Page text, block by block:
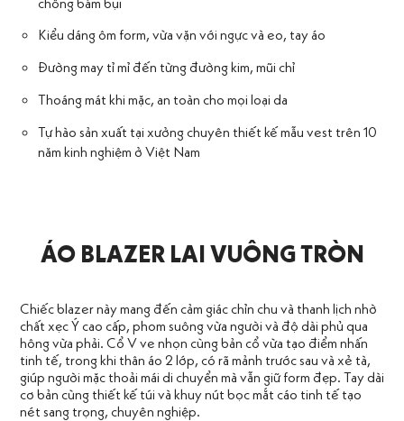
Kiểu dáng ôm form, vừa vặn với ngực và eo, tay áo
Đường may tỉ mỉ đến từng đường kim, mũi chỉ
Thoáng mát khi mặc, an toàn cho mọi loại da
Tự hào sản xuất tại xưởng chuyên thiết kế mẫu vest trên 10
năm kinh nghiệm ở Việt Nam
ÁO BLAZER LAI VUÔNG TRÒN
Chiếc blazer này mang đến cảm giác chỉn chu và thanh lịch nhờ
chất xẹc Ý cao cấp, phom suông vừa người và độ dài phủ qua
hông vừa phải. Cổ V ve nhọn cùng bản cổ vừa tạo điểm nhấn
tinh tế, trong khi thân áo 2 lớp, có rã mảnh trước sau và xẻ tà,
giúp người mặc thoải mái di chuyển mà vẫn giữ form đẹp. Tay dài
cơ bản cùng thiết kế túi và khuy nút bọc mắt cáo tinh tế tạo
nét sang trọng, chuyên nghiệp.